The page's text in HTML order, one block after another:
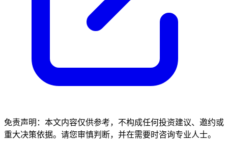
免责声明：本文内容仅供参考，不构成任何投资建议、邀约或
重大决策依据。请您审慎判断，并在需要时咨询专业人士。